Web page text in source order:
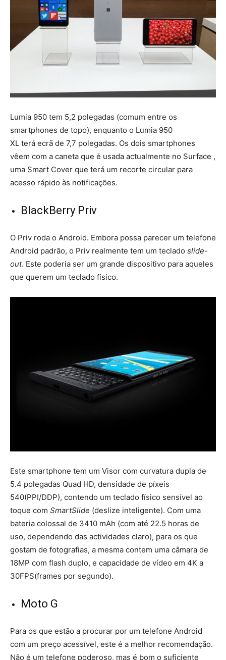
Lumia 950 tem 5,2 polegadas (comum entre os
smartphones de topo), enquanto o Lumia 950
XL terá ecrã de 7,7 polegadas. Os dois smartphones
vêem com a caneta que é usada actualmente no Surface ,
uma Smart Cover que terá um recorte circular para
acesso rápido às notificações.
BlackBerry Priv
O Priv roda o Android. Embora possa parecer um telefone
Android padrão, o Priv realmente tem um teclado slide-
out. Este poderia ser um grande dispositivo para aqueles
que querem um teclado físico.
Este smartphone tem um Visor com curvatura dupla de
5.4 polegadas Quad HD, densidade de píxeis
540(PPI/DDP), contendo um teclado físico sensível ao
toque com SmartSlide (deslize inteligente). Com uma
bateria colossal de 3410 mAh (com até 22.5 horas de
uso, dependendo das actividades claro), para os que
gostam de fotografias, a mesma contem uma câmara de
18MP com flash duplo, e capacidade de vídeo em 4K a
30FPS(frames por segundo).
Moto G
Para os que estão a procurar por um telefone Android
com um preço acessível, este é a melhor recomendação.
Não é um telefone poderoso, mas é bom o suficiente